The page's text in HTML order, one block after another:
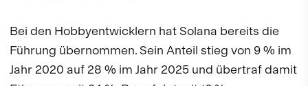
Bei den Hobbyentwicklern hat Solana bereits die
Führung übernommen. Sein Anteil stieg von 9 % im
Jahr 2020 auf 28 % im Jahr 2025 und übertraf damit